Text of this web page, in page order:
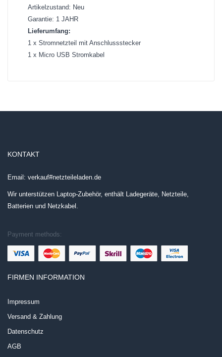
Artikelzustand: Neu
Garantie: 1 JAHR
Lieferumfang:
1 x Stromnetzteil mit Anschlussstecker
1 x Micro USB Stromkabel
KONTAKT
Email: verkauf#netzteileladen.de
Wir unterstützen Laptop-Zubehör, enthält Ladegeräte, Netzteile,
Batterien und Netzkabel.
Payment methods:
FIRMEN INFORMATION
Impressum
Versand & Zahlung
Datenschutz
AGB